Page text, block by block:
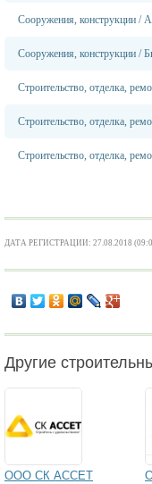
Сооружения, конструкции /
Сооружения, конструкции /
Строительство, отделка,
Строительство, отделка,
Строительство, отделка,
ДАТА РЕГИСТРАЦИИ: 27.08.2018
Другие
ООО СК АССЕТ